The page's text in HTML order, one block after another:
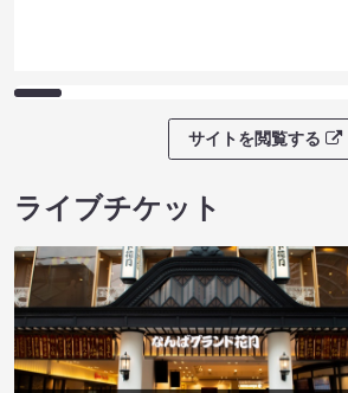
サイトを閲覧する
ライブチケット